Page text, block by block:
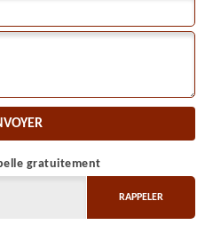
gratuitement